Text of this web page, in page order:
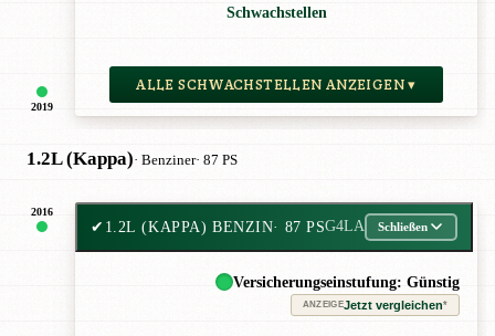
2019
Schwachstellen
ALLE SCHWACHSTELLEN ANZEIGEN ▾
1.2L (Kappa)· Benziner· 87 PS
2016
✔ 1.2L (KAPPA) BENZIN· 87 PSG4LA Schließen
Versicherungseinstufung: Günstig
ANZEIGEJetzt vergleichen*